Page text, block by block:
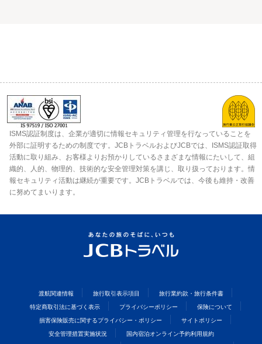
ISMS認証制度は、企業が適切に情報セキュリティ管理を行なっていることを
外部に証明するための制度です。JCBトラベルおよびJCBでは、ISMS認証取得
活動に取り組み、お客様よりお預かりしているさまざまな情報にたいして、組
織的、人的、物理的、技術的な安全管理対策を講じ、取り扱っております。情
報セキュリティ活動は継続が重要です。JCBトラベルでは、今後も維持・改善
に努めてまいります。
渡航関連情報 旅行取引表示項目 旅行業約款・旅行条件書
特定商取引法に基づく表示 プライバシーポリシー 保険について
損害保険販売に関するプライバシー・ポリシー サイトポリシー
安全管理措置実施状況 国内宿泊オンライン予約利用規約